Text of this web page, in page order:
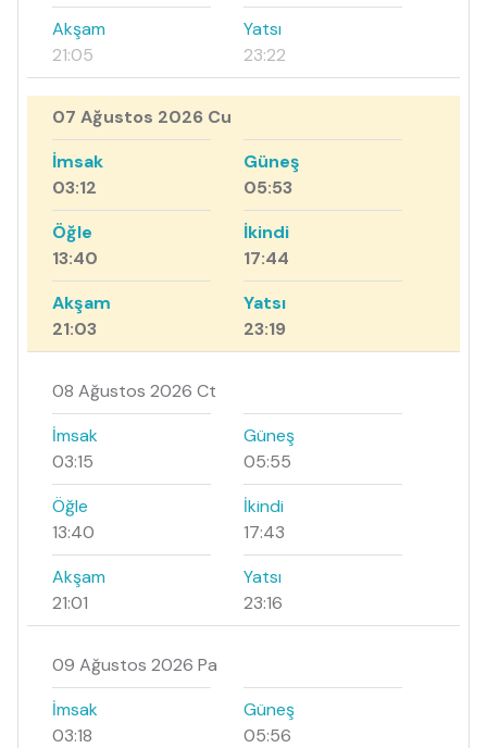
Akşam
21:05
Yatsı
23:22
07 Ağustos 2026 Cu
İmsak
03:12
Güneş
05:53
Öğle
13:40
İkindi
17:44
Akşam
21:03
Yatsı
23:19
08 Ağustos 2026 Ct
İmsak
03:15
Güneş
05:55
Öğle
13:40
İkindi
17:43
Akşam
21:01
Yatsı
23:16
09 Ağustos 2026 Pa
İmsak
03:18
Güneş
05:56